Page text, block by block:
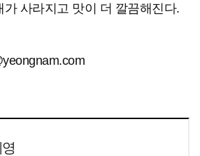
가 사라지고 맛이 더 깔끔해진다.